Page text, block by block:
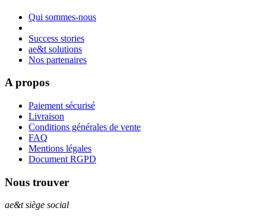
Qui sommes-nous
Success stories
ae&t solutions
Nos partenaires
A propos
Paiement sécurisé
Livraison
Conditions générales de vente
FAQ
Mentions légales
Document RGPD
Nous trouver
ae&tsiège social